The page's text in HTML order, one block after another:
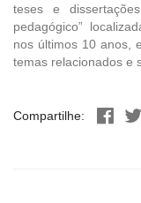
teses e
pedagógico”
nos últimos 10 anos,
temas relacionados e
Compartilhe: